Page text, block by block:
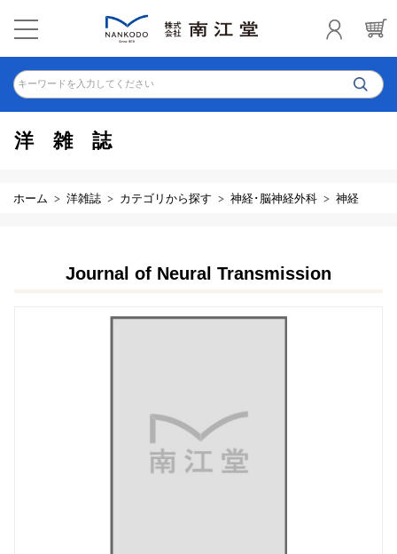
キーワードを入力してください
洋雑誌
ホーム 洋雑誌 カテゴリから探す 神経･脳神経外科 神経
Journal of Neural Transmission